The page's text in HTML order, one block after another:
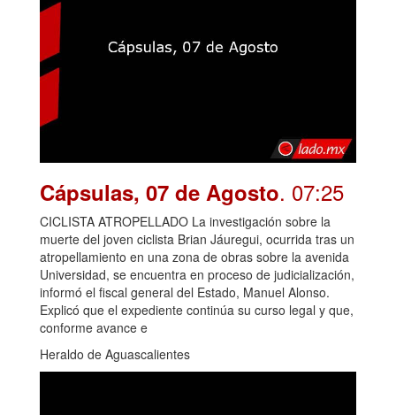
Cápsulas, 07 de Agosto. 07:25
CICLISTA ATROPELLADO La investigación sobre la
muerte del joven ciclista Brian Jáuregui, ocurrida tras un
atropellamiento en una zona de obras sobre la avenida
Universidad, se encuentra en proceso de judicialización,
informó el fiscal general del Estado, Manuel Alonso.
Explicó que el expediente continúa su curso legal y que,
conforme avance e
Heraldo de Aguascalientes